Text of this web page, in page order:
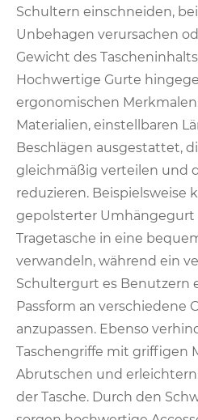
Schultern einschneiden,
Unbehagen verursachen
Gewicht des
Hochwertige Gurte
ergonomischen
Materialien, einstellbaren
Beschlägen ausgestattet,
gleichmäßig verteilen und
reduzieren. Beispielsweise
gepolsterter Umhängegurt
Tragetasche in eine
verwandeln, während ein
Schultergurt es Benutzern
Passform an verschiedene
anzupassen. Ebenso
Taschengriffe mit griffigen
Abrutschen und erleichtern
der Tasche. Durch den